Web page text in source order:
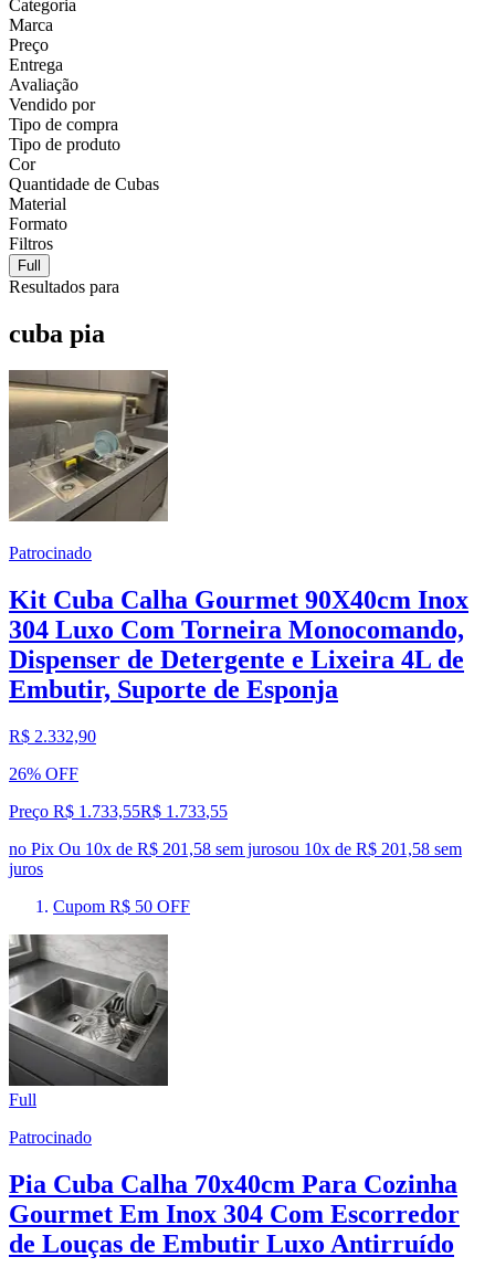
Categoria
Marca
Preço
Entrega
Avaliação
Vendido por
Tipo de compra
Tipo de produto
Cor
Quantidade de Cubas
Material
Formato
Filtros
Full
Resultados para
cuba pia
Patrocinado
Kit Cuba Calha Gourmet 90X40cm Inox
304 Luxo Com Torneira Monocomando,
Dispenser de Detergente e Lixeira 4L de
Embutir, Suporte de Esponja
R$ 2.332,90
26% OFF
Preço R$ 1.733,55R$ 1.733,55
no Pix Ou 10x de R$ 201,58 sem jurosou 10x de R$ 201,58 sem
juros
Cupom R$ 50 OFF
Full
Patrocinado
Pia Cuba Calha 70x40cm Para Cozinha
Gourmet Em Inox 304 Com Escorredor
de Louças de Embutir Luxo Antirruído